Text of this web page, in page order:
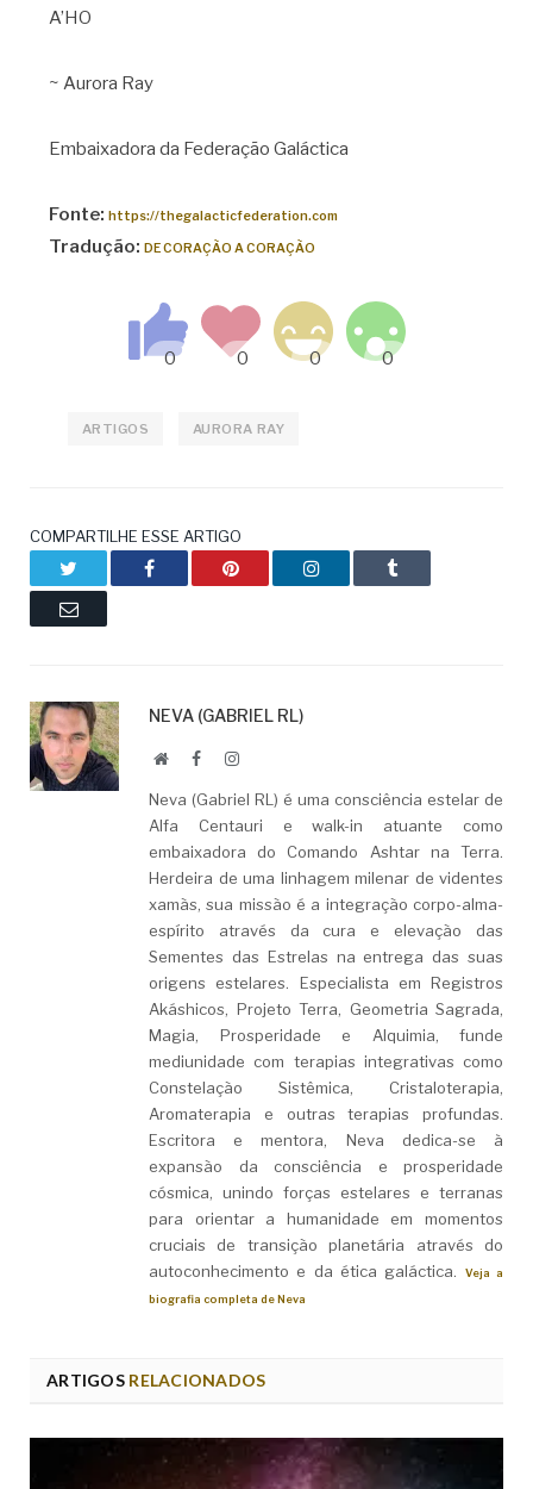
A’HO
~ Aurora Ray
Embaixadora da Federação Galáctica
Fonte: https://thegalacticfederation.com
Tradução: DE CORAÇÃO A CORAÇÃO
ARTIGOS AURORA RAY
COMPARTILHE ESSE ARTIGO
Facebook Pinterest LinkedIn Tumblr
Email
NEVA (GABRIEL RL)
WebsiteFacebookLinkedIn
Neva (Gabriel RL) é uma consciência estelar de
Alfa Centauri e walk-in atuante como
embaixadora do Comando Ashtar na Terra.
Herdeira de uma linhagem milenar de videntes
xamãs, sua missão é a integração corpo-alma-
espírito através da cura e elevação das
Sementes das Estrelas na entrega das suas
origens estelares. Especialista em Registros
Akáshicos, Projeto Terra, Geometria Sagrada,
Magia, Prosperidade e Alquimia, funde
mediunidade com terapias integrativas como
Constelação Sistêmica, Cristaloterapia,
Aromaterapia e outras terapias profundas.
Escritora e mentora, Neva dedica-se à
expansão da consciência e prosperidade
cósmica, unindo forças estelares e terranas
para orientar a humanidade em momentos
cruciais de transição planetária através do
autoconhecimento e da ética galáctica.
Veja a
biografia completa de Neva
ARTIGOSRELACIONADOS